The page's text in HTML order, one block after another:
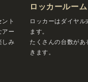
ト
アー
しみ
ロッカールーム
ロッカーはダイヤ
ます。
たくさんの台数があ
きます。